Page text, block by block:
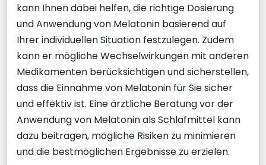
kann Ihnen dabei helfen, die richtige Dosierung
und Anwendung von Melatonin basierend auf
Ihrer individuellen Situation festzulegen. Zudem
kann er mögliche Wechselwirkungen mit anderen
Medikamenten berücksichtigen und sicherstellen,
dass die Einnahme von Melatonin für Sie sicher
und effektiv ist. Eine ärztliche Beratung vor der
Anwendung von Melatonin als Schlafmittel kann
dazu beitragen, mögliche Risiken zu minimieren
und die bestmöglichen Ergebnisse zu erzielen.